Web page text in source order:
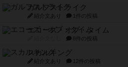
ガルフストライク
紹介文あり 1件の投稿
エコーズ・オブ・タイム
8件の投稿
スカルキング
紹介文あり 12件の投稿